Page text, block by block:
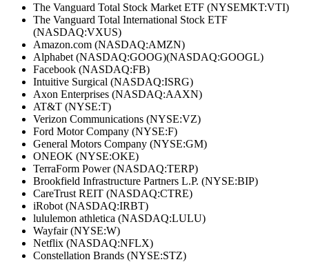
The Vanguard Total Stock Market ETF (NYSEMKT:VTI)
The Vanguard Total International Stock ETF
(NASDAQ:VXUS)
Amazon.com (NASDAQ:AMZN)
Alphabet (NASDAQ:GOOG)(NASDAQ:GOOGL)
Facebook (NASDAQ:FB)
Intuitive Surgical (NASDAQ:ISRG)
Axon Enterprises (NASDAQ:AAXN)
AT&T (NYSE:T)
Verizon Communications (NYSE:VZ)
Ford Motor Company (NYSE:F)
General Motors Company (NYSE:GM)
ONEOK (NYSE:OKE)
TerraForm Power (NASDAQ:TERP)
Brookfield Infrastructure Partners L.P. (NYSE:BIP)
CareTrust REIT (NASDAQ:CTRE)
iRobot (NASDAQ:IRBT)
lululemon athletica (NASDAQ:LULU)
Wayfair (NYSE:W)
Netflix (NASDAQ:NFLX)
Constellation Brands (NYSE:STZ)